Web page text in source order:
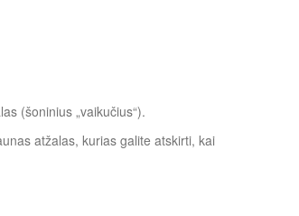
(šoninius „vaikučius“).
atžalas, kurias galite atskirti, kai